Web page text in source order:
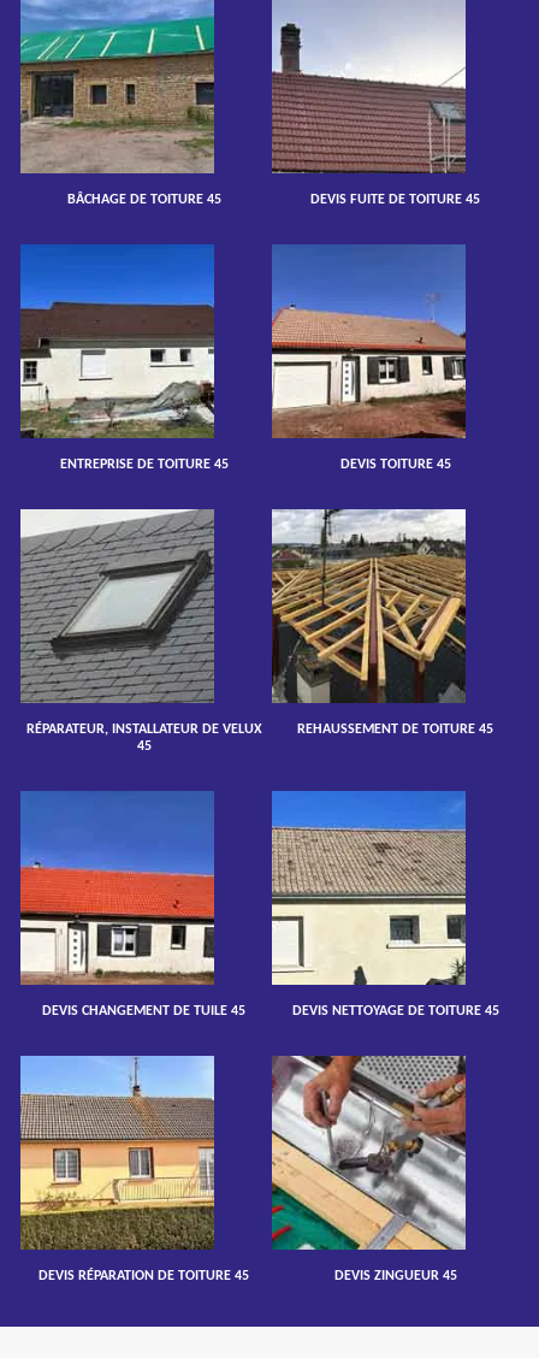
BÂCHAGE DE TOITURE 45 DEVIS FUITE DE TOITURE 45
ENTREPRISE DE TOITURE 45 DEVIS TOITURE 45
RÉPARATEUR, INSTALLATEUR DE VELUX
45
REHAUSSEMENT DE TOITURE 45
DEVIS CHANGEMENT DE TUILE 45 DEVIS NETTOYAGE DE TOITURE 45
DEVIS RÉPARATION DE TOITURE 45 DEVIS ZINGUEUR 45